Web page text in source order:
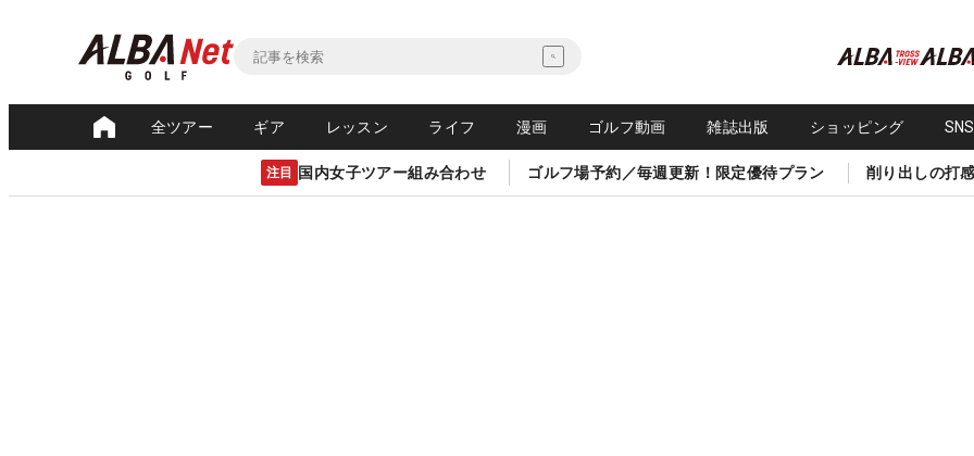
全ツアー ギア レッスン ライフ 漫画 ゴルフ動画 雑誌出版 ショッピング
注目 国内女子ツアー組み合わせ ゴルフ場予約／毎週更新！限定優待プラン 削り出しの打